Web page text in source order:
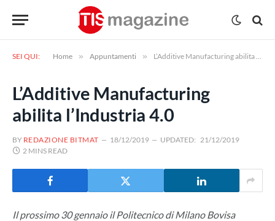
SEI QUI: Home » Appuntamenti » L’Additive Manufacturing abilita l’Industria 4.0
L’Additive Manufacturing
abilita l’Industria 4.0
BY REDAZIONE BITMAT 18/12/2019 UPDATED: 21/12/2019
2 MINS READ
Il prossimo 30 gennaio il Politecnico di Milano Bovisa